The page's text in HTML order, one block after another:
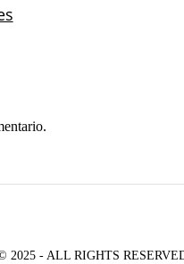
2025 - ALL RIGHTS